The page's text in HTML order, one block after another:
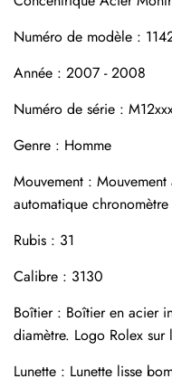
Numéro de modèle :
Année : 2007 - 2008
Numéro de série :
Genre : Homme
Mouvement :
automatique
Rubis : 31
Calibre : 3130
Boîtier : Boîtier en acier
diamètre. Logo Rolex sur
Lunette : Lunette lisse